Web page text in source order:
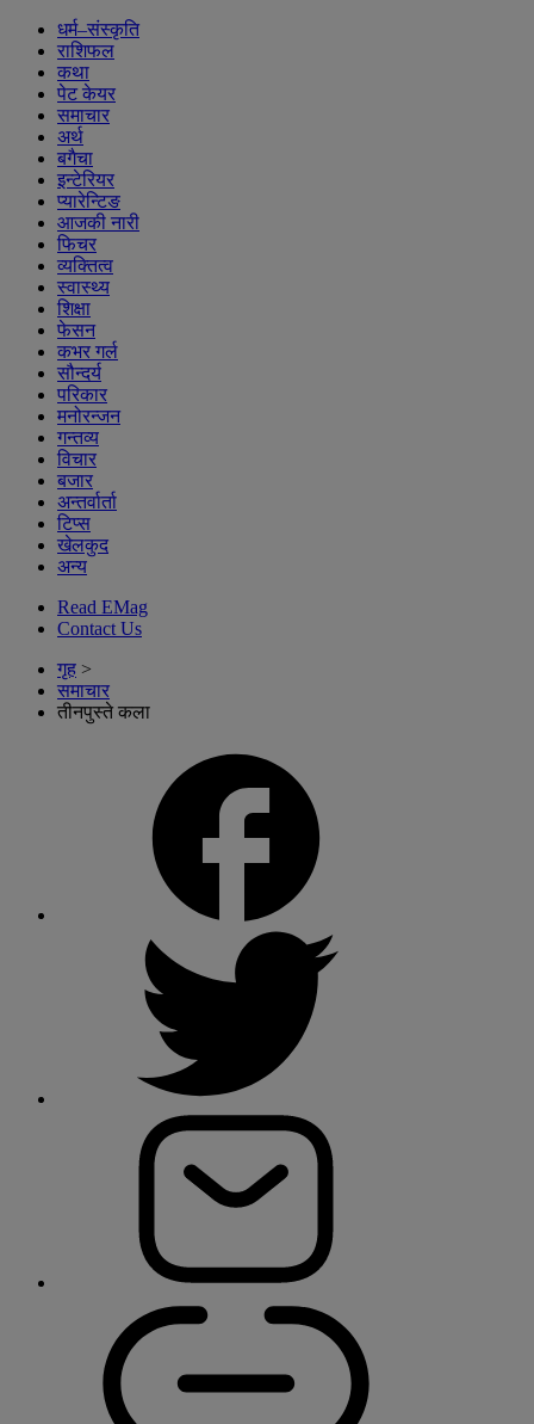
धर्म–संस्कृति
राशिफल
कथा
पेट केयर
समाचार
अर्थ
बगैचा
इन्टेरियर
प्यारेन्टिङ
आजकी नारी
फिचर
व्यक्तित्व
स्वास्थ्य
शिक्षा
फेसन
कभर गर्ल
सौन्दर्य
परिकार
मनोरन्जन
गन्तव्य
विचार
बजार
अन्तर्वार्ता
टिप्स
खेलकुद
अन्य
Read EMag
Contact Us
गृह >
समाचार
तीनपुस्ते कला